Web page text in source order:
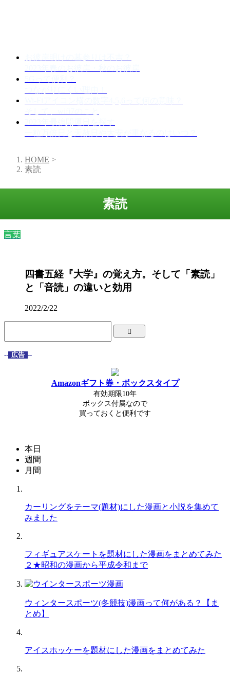
HOME >
素読
素読
言葉
四書五経『大学』の覚え方。そして「素読」
と「音読」の違いと効用
2022/2/22
-- 広告 --
Amazonギフト券・ ボックスタイプ
有効期限10年
ボックス付属なので
買っておくと便利です
本日
週間
月間
カーリングをテーマ(題材)にした漫画と小説を集めて
みました
フィギュアスケートを題材にした漫画をまとめてみた
２★昭和の漫画から平成令和まで
ウィンタースポーツ(冬競技)漫画って何がある？【ま
とめ】
アイスホッケーを題材にした漫画をまとめてみた